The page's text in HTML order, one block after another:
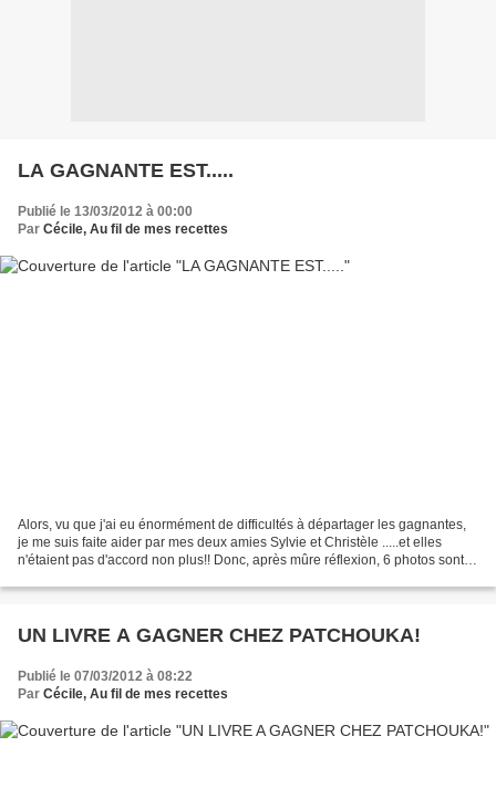
LA GAGNANTE EST.....
Publié le 13/03/2012 à 00:00
Par Cécile, Au fil de mes recettes
Alors, vu que j'ai eu énormément de difficultés à départager les gagnantes,
je me suis faite aider par mes deux amies Sylvie et Christèle .....et elles
n'étaient pas d'accord non plus!! Donc, après mûre réflexion, 6 photos sont
UN LIVRE A GAGNER CHEZ PATCHOUKA!
Publié le 07/03/2012 à 08:22
Par Cécile, Au fil de mes recettes